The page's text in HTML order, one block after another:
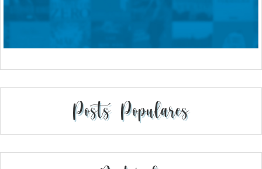
Posts Populares